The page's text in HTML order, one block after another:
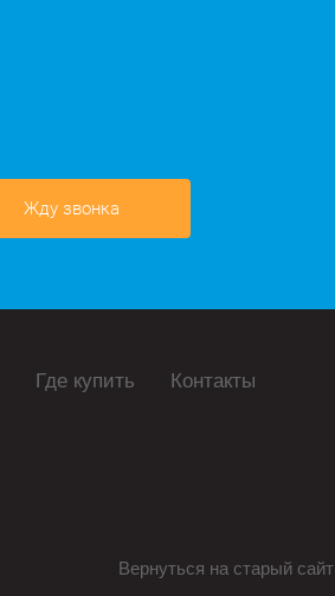
Жду звонка
Где купить Контакты
Вернуться на старый сайт